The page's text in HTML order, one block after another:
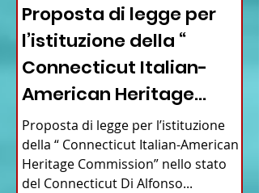
Proposta di legge per
l’istituzione della “
Connecticut Italian-
American Heritage
Commission” nello stato
del Connecticut
Proposta di legge per l’istituzione
della “ Connecticut Italian-American
Heritage Commission” nello stato
del Connecticut Di Alfonso...